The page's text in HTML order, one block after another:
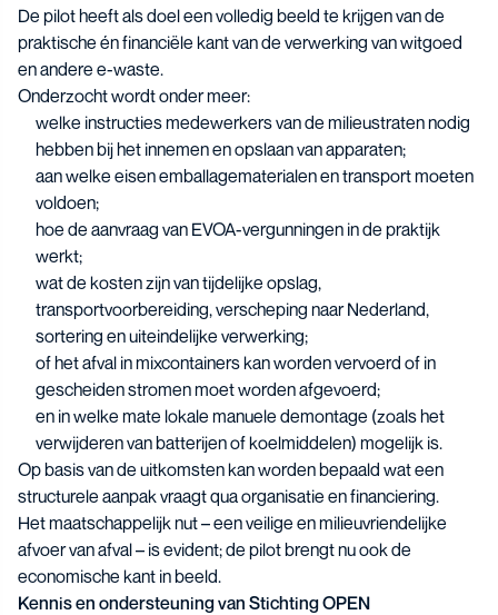
De pilot heeft als doel een volledig beeld te krijgen van de
praktische én financiële kant van de verwerking van witgoed
en andere e-waste.
Onderzocht wordt onder meer:
welke instructies medewerkers van de milieustraten nodig
hebben bij het innemen en opslaan van apparaten;
aan welke eisen emballagematerialen en transport moeten
voldoen;
hoe de aanvraag van EVOA-vergunningen in de praktijk
werkt;
wat de kosten zijn van tijdelijke opslag,
transportvoorbereiding, verscheping naar Nederland,
sortering en uiteindelijke verwerking;
of het afval in mixcontainers kan worden vervoerd of in
gescheiden stromen moet worden afgevoerd;
en in welke mate lokale manuele demontage (zoals het
verwijderen van batterijen of koelmiddelen) mogelijk is.
Op basis van de uitkomsten kan worden bepaald wat een
structurele aanpak vraagt qua organisatie en financiering.
Het maatschappelijk nut – een veilige en milieuvriendelijke
afvoer van afval – is evident; de pilot brengt nu ook de
economische kant in beeld.
Kennis en ondersteuning van Stichting OPEN